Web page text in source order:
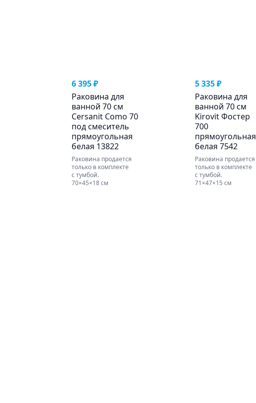
6 395 ₽
Раковина для
ванной 70 см
Cersanit Como 70
под смеситель
прямоугольная
белая 13822
Раковина продается
только в комплекте
с тумбой.
70×45×18 см
5 335 ₽
Раковина для
ванной 70 см
Kirovit Фостер
700
прямоугольная
белая 7542
Раковина продается
только в комплекте
с тумбой.
71×47×15 см